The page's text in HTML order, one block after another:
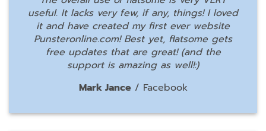
useful. It lacks very few, if any, things! I loved
it and have created my first ever website
Punsteronline.com! Best yet, flatsome gets
free updates that are great! (and the
support is amazing as well!:)
Mark Jance / Facebook